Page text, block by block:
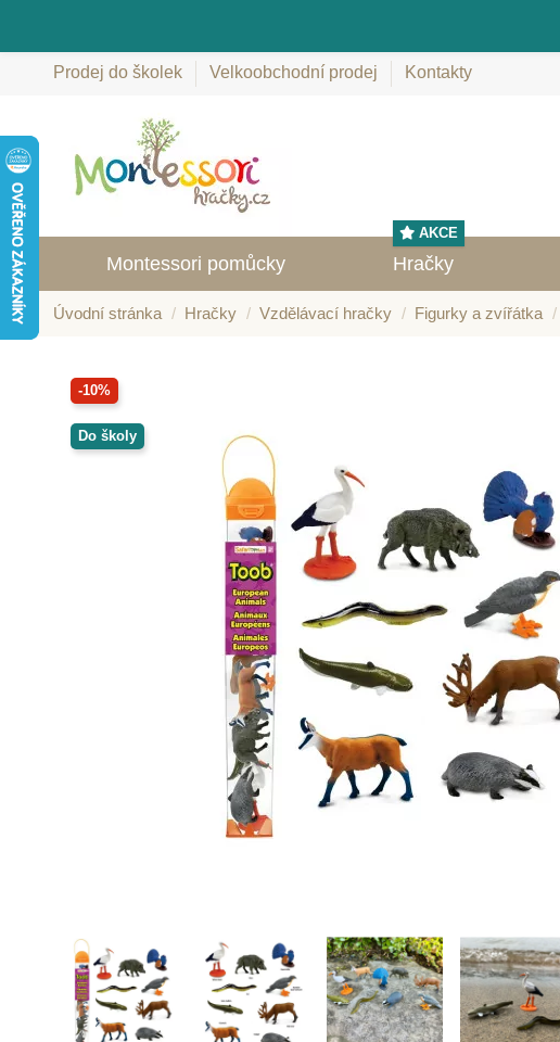
Prodej do školek Velkoobchodní prodej Kontakty
Montessori pomůcky Hračky
AKCE
Úvodní stránka Hračky Vzdělávací hračky Figurky a zvířátka
-10%
Do školy